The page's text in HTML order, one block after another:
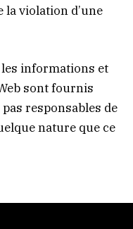
violation d’une
les informations et
sont fournis
responsables de
nature que ce